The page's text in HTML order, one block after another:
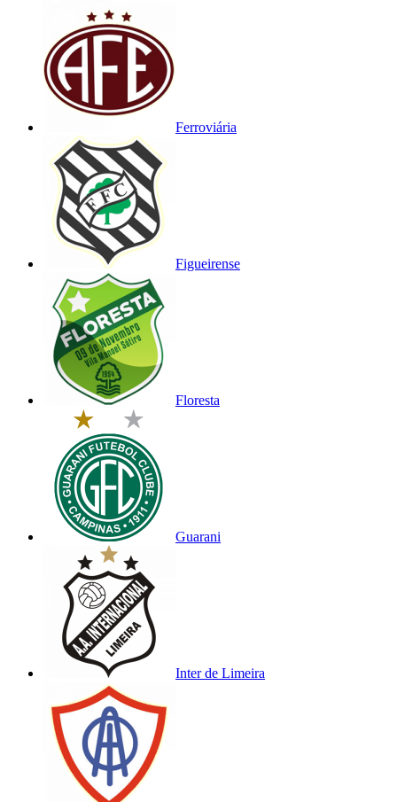
Ferroviária
Figueirense
Floresta
Guarani
Inter de Limeira